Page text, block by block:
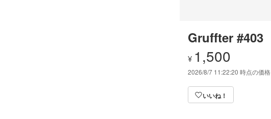
Gruffter #403
¥ 1,500
2026/8/7 11:22:20 時点の価格
いいね！